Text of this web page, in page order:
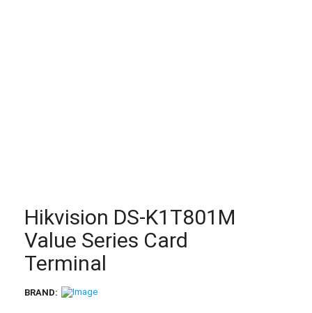
Hikvision DS-K1T801M
Value Series Card
Terminal
BRAND: